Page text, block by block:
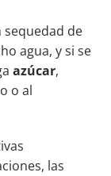
de
agua, y si se
azúcar,
o al
las